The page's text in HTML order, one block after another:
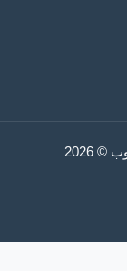
2026